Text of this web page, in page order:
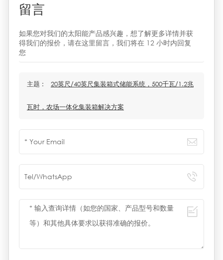
留言
如果您对我们的太阳能产品感兴趣，想了解更多详情并获
得我们的报价，请在这里留言，我们将在 12 小时内回复
您
主题 : 20英尺/40英尺集装箱式储能系统，500千瓦/1.2兆
瓦时，农场一体化集装箱解决方案